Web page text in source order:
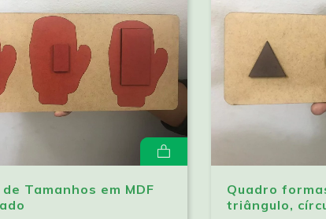
Tamanhos em MDF
Quadro
triângulo,